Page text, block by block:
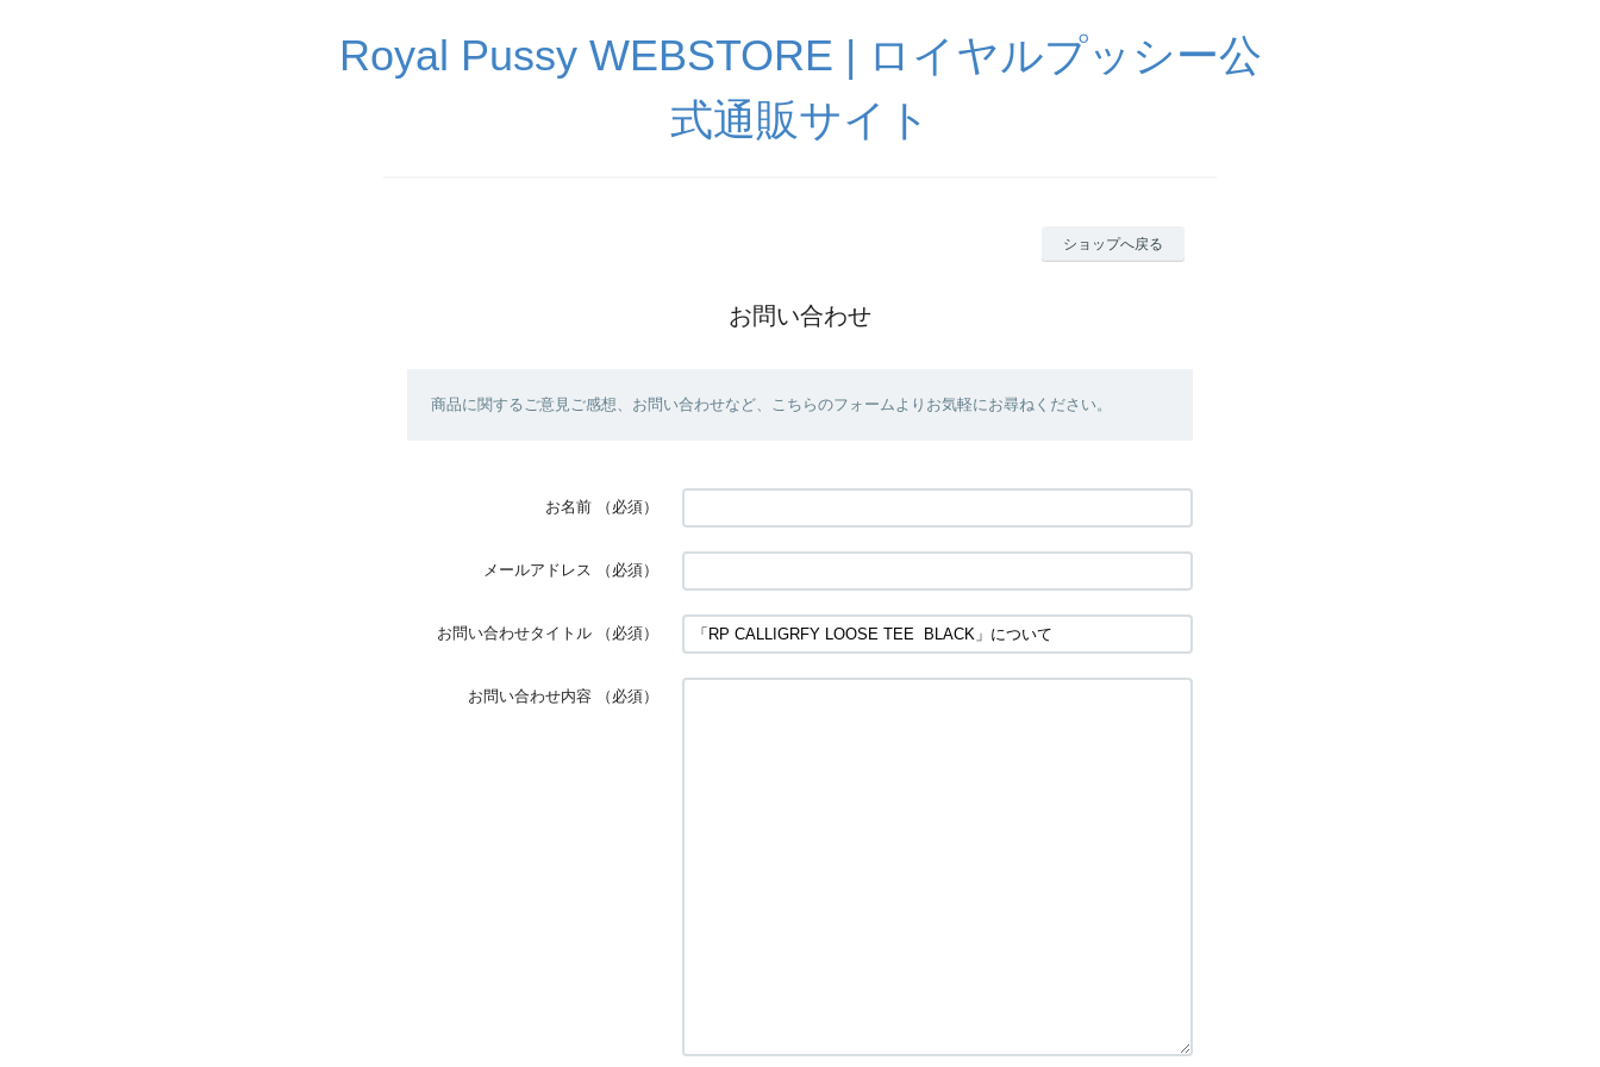
Royal Pussy WEBSTORE | ロイヤルプッシー公
式通販サイト
ショップへ戻る
お問い合わせ
商品に関するご意見ご感想、お問い合わせなど、こちらのフォームよりお気軽にお尋ねください。
お名前 （必須）
メールアドレス （必須）
お問い合わせタイトル （必須）
お問い合わせ内容 （必須）